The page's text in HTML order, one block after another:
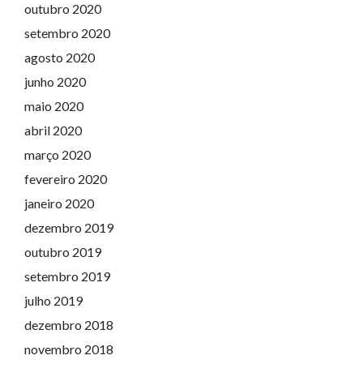
outubro 2020
setembro 2020
agosto 2020
junho 2020
maio 2020
abril 2020
março 2020
fevereiro 2020
janeiro 2020
dezembro 2019
outubro 2019
setembro 2019
julho 2019
dezembro 2018
novembro 2018